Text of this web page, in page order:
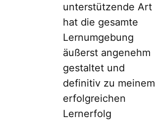
unterstützende Art
hat die gesamte
Lernumgebung
äußerst angenehm
gestaltet und
definitiv zu meinem
erfolgreichen
Lernerfolg